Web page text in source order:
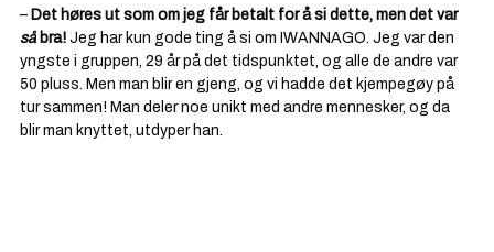
– Det høres ut som om jeg får betalt for å si dette, men det var
så bra! Jeg har kun gode ting å si om IWANNAGO. Jeg var den
yngste i gruppen, 29 år på det tidspunktet, og alle de andre var
50 pluss. Men man blir en gjeng, og vi hadde det kjempegøy på
tur sammen! Man deler noe unikt med andre mennesker, og da
blir man knyttet, utdyper han.